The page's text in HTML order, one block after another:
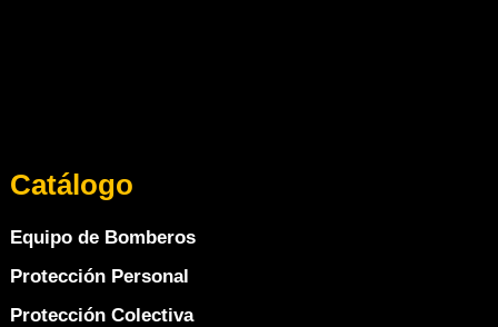
Catálogo
Equipo de Bomberos
Protección Personal
Protección Colectiva